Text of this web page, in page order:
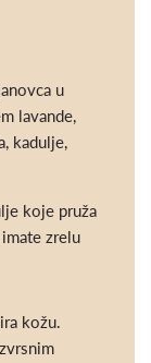
u
lavande,
kadulje,
koje pruža
zrelu
kožu.